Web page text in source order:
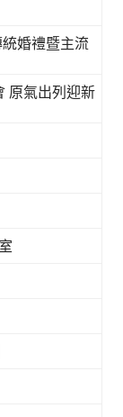
婚禮暨主流
原氣出列迎新